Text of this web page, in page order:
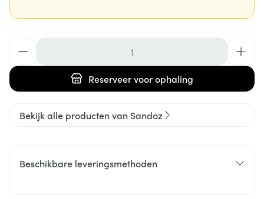
Reserveervoor ophaling
Bekijk alle producten van Sandoz
Beschikbare leveringsmethoden